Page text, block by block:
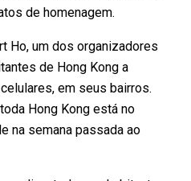
de homenagem.
Ho, um dos organizadores
de Hong Kong a
em seus bairros.
Hong Kong está no
na semana passada ao